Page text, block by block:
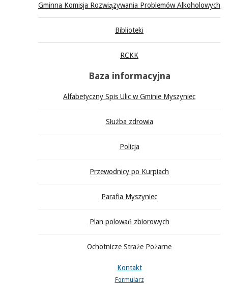
Gminna Komisja Rozwiązywania Problemów Alkoholowych
Biblioteki
RCKK
Baza informacyjna
Alfabetyczny Spis Ulic w Gminie Myszyniec
Służba zdrowia
Policja
Przewodnicy po Kurpiach
Parafia Myszyniec
Plan polowań zbiorowych
Ochotnicze Straże Pożarne
Kontakt
Formularz